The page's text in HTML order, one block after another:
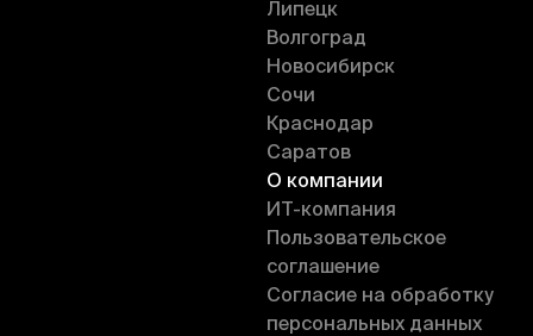
Липецк
Волгоград
Новосибирск
Сочи
Краснодар
Саратов
О компании
ИT-компания
Пользовательское
соглашение
Согласие на обработку
персональных данных